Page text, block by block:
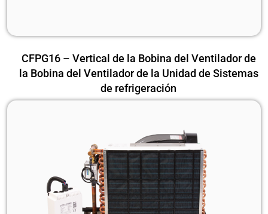
CFPG16 – Vertical de la Bobina del Ventilador de
la Bobina del Ventilador de la Unidad de Sistemas
de refrigeración